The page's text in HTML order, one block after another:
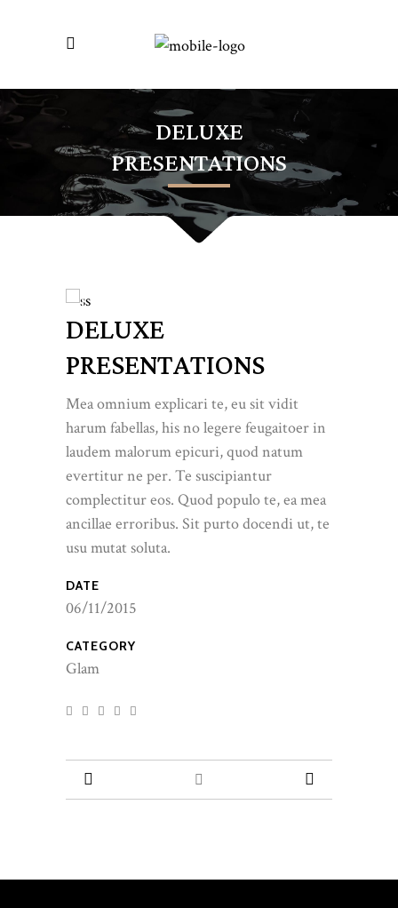
DELUXE
PRESENTATIONS
DELUXE
PRESENTATIONS
Mea omnium explicari te, eu sit vidit
harum fabellas, his no legere feugaitoer in
laudem malorum epicuri, quod natum
evertitur ne per. Te suscipiantur
complectitur eos. Quod populo te, ea mea
ancillae erroribus. Sit purto docendi ut, te
usu mutat soluta.
DATE
06/11/2015
CATEGORY
Glam